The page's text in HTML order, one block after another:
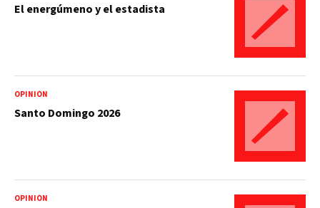
El energúmeno y el estadista
OPINIÓN
Santo Domingo 2026
OPINIÓN